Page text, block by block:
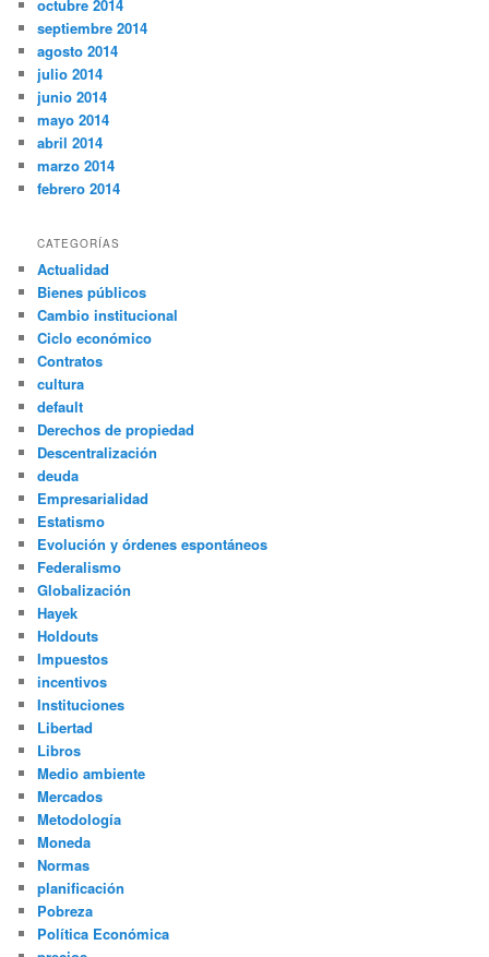
octubre 2014
septiembre 2014
agosto 2014
julio 2014
junio 2014
mayo 2014
abril 2014
marzo 2014
febrero 2014
CATEGORÍAS
Actualidad
Bienes públicos
Cambio institucional
Ciclo económico
Contratos
cultura
default
Derechos de propiedad
Descentralización
deuda
Empresarialidad
Estatismo
Evolución y órdenes espontáneos
Federalismo
Globalización
Hayek
Holdouts
Impuestos
incentivos
Instituciones
Libertad
Libros
Medio ambiente
Mercados
Metodología
Moneda
Normas
planificación
Pobreza
Política Económica